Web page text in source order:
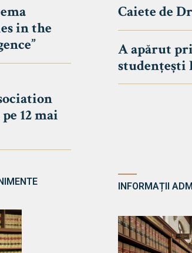
in the
12 mai
Caiete de
A apărut
studențești
INFORMAȚII